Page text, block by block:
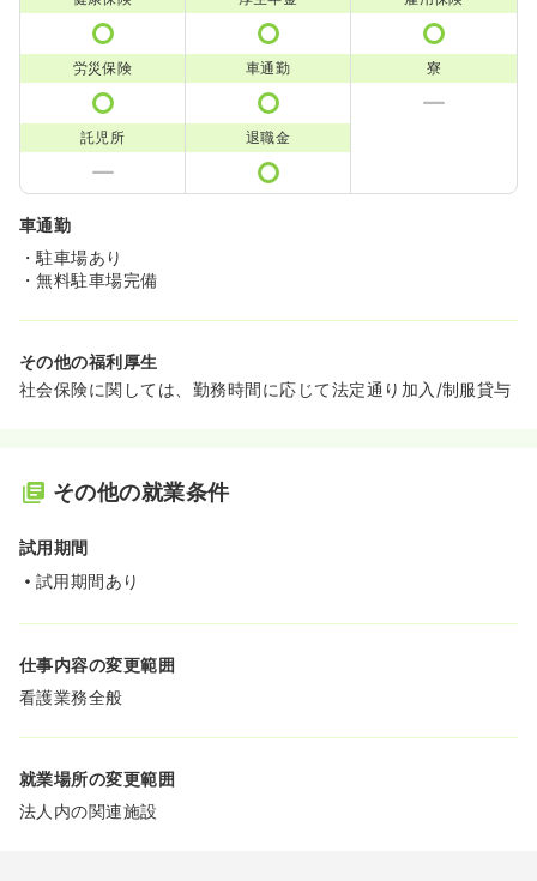
労災保険 車通勤 寮
託児所 退職金
車通勤
・駐車場あり
・無料駐車場完備
その他の福利厚生
社会保険に関しては、勤務時間に応じて法定通り加入/制服貸与
その他の就業条件
試用期間
試用期間あり
仕事内容の変更範囲
看護業務全般
就業場所の変更範囲
法人内の関連施設